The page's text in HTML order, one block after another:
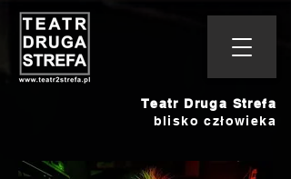
Teatr Druga Strefa
blisko człowieka